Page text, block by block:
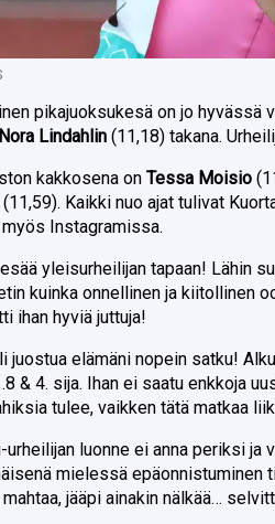
pikajuoksukesä on jo hyvässä
Nora Lindahlin (11,18) takana.
kakkosena onTessa Moisio
(11,59). Kaikki nuo ajat tulivat
Instagramissa.
yleisurheilijan tapaan! Lähin
kuinka onnellinen ja kiitollinen
ihan hyviä juttuja!
juostua elämäni nopein satku!
& 4. sija. Ihan ei saatu enkkoja
tulee, vaikken tätä matkaa
urheilijan luonne ei anna periksi
mielessä epäonnistuminen
jääpi ainakin nälkää…